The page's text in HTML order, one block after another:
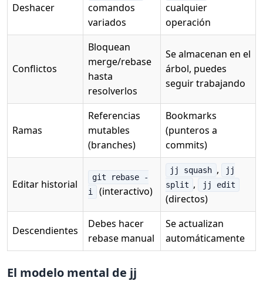
Deshacer
comandos
variados
cualquier
operación
Conflictos
Bloquean
merge/rebase
hasta
resolverlos
Se almacenan en el
árbol, puedes
seguir trabajando
Ramas
Referencias
mutables
(branches)
Bookmarks
(punteros a
commits)
Editar historial
git rebase -
i
(interactivo)
jj squash ,
jj
split , jj edit
(directos)
Descendientes
Debes hacer
rebase manual
Se actualizan
automáticamente
El modelo mental de jj